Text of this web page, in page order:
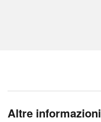
Altre informazioni